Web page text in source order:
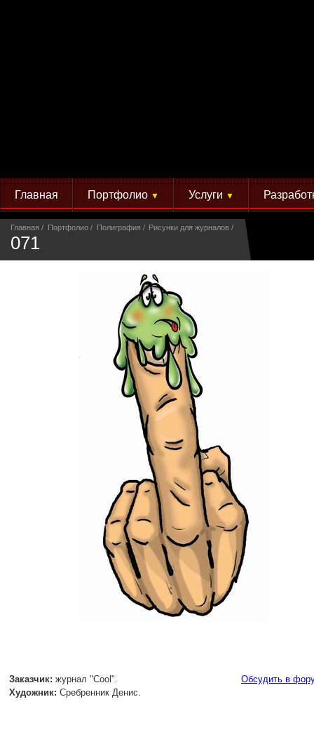
Главная Портфолио ▼ Услуги ▼
Главная Портфолио Полиграфия Рисунки для журналов
071
Заказчик: журнал "Cool".
Художник: Сребренник Денис.
Обсудить в